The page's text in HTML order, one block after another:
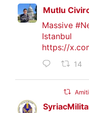
Mutlu
Massive
Istanbul
https://
14